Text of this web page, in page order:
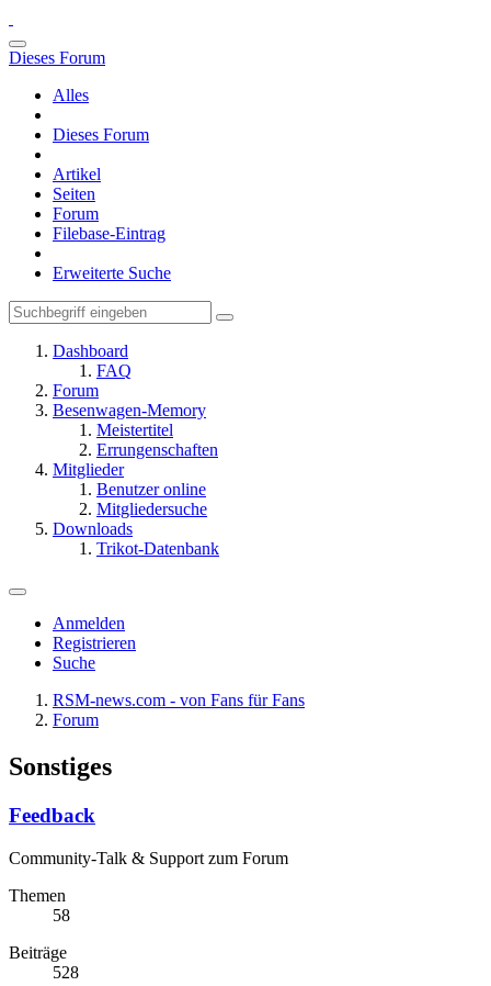
Dieses Forum
Alles
Dieses Forum
Artikel
Seiten
Forum
Filebase-Eintrag
Erweiterte Suche
Dashboard
FAQ
Forum
Besenwagen-Memory
Meistertitel
Errungenschaften
Mitglieder
Benutzer online
Mitgliedersuche
Downloads
Trikot-Datenbank
Anmelden
Registrieren
Suche
RSM-news.com - von Fans für Fans
Forum
Sonstiges
Feedback
Community-Talk & Support zum Forum
Themen
58
Beiträge
528